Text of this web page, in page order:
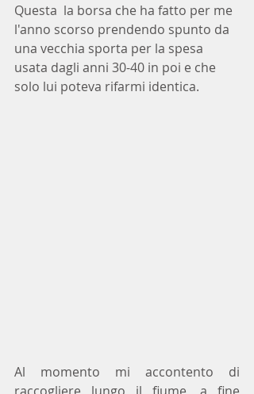
Questa  la borsa che ha fatto per me
l'anno scorso prendendo spunto da
una vecchia sporta per la spesa
usata dagli anni 30-40 in poi e che
solo lui poteva rifarmi identica.
Al momento mi accontento di